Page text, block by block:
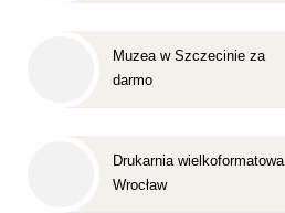
Muzea w Szczecinie za
darmo
Drukarnia wielkoformatowa
Wrocław